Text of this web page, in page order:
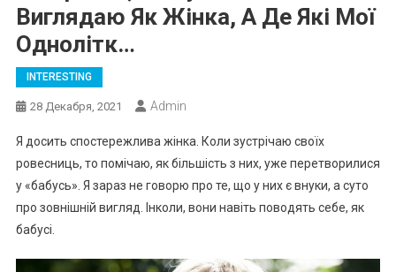
Виглядаю Як Жінка, А Де Які Мої
Однолітк…
INTERESTING
28 Декабря, 2021 Admin
Я досить спостережлива жінка. Коли зустрічаю своїх
ровесниць, то помічаю, як більшість з них, уже перетворилися
у «бабусь». Я зараз не говорю про те, що у них є внуки, а суто
про зовнішній вигляд. Інколи, вони навіть поводять себе, як
бабусі.